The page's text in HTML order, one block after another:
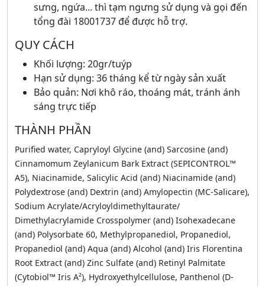
sưng, ngứa... thì tạm ngưng sử dụng và gọi đến
tổng đài 18001737 để được hỗ trợ.
QUY CÁCH
Khối lượng: 20gr/tuýp
Hạn sử dụng: 36 tháng kể từ ngày sản xuất
Bảo quản: Nơi khô ráo, thoáng mát, tránh ánh
sáng trực tiếp
THÀNH PHẦN
Purified water, Capryloyl Glycine (and) Sarcosine (and)
Cinnamomum Zeylanicum Bark Extract (SEPICONTROL™
A5), Niacinamide, Salicylic Acid (and) Niacinamide (and)
Polydextrose (and) Dextrin (and) Amylopectin (MC-Salicare),
Sodium Acrylate/Acryloyldimethyltaurate/
Dimethylacrylamide Crosspolymer (and) Isohexadecane
(and) Polysorbate 60, Methylpropanediol, Propanediol,
Propanediol (and) Aqua (and) Alcohol (and) Iris Florentina
Root Extract (and) Zinc Sulfate (and) Retinyl Palmitate
(Cytobiol™ Iris A²), Hydroxyethylcellulose, Panthenol (D-